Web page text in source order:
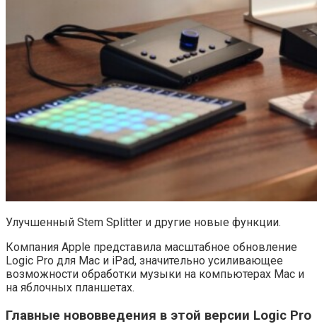
Улучшенный Stem Splitter и другие новые функции.
Компания Apple представила масштабное обновление
Logic Pro для Mac и iPad, значительно усиливающее
возможности обработки музыки на компьютерах Mac и
на яблочных планшетах.
Главные нововведения в этой версии Logic Pro